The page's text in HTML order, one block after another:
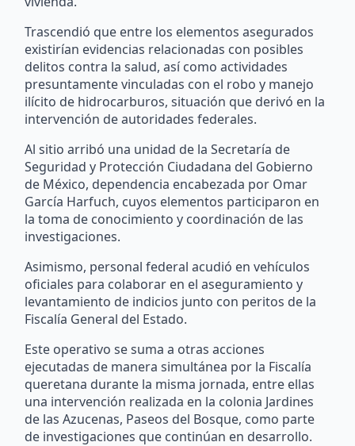
Trascendió que entre los elementos asegurados
existirían evidencias relacionadas con posibles
delitos contra la salud, así como actividades
presuntamente vinculadas con el robo y manejo
ilícito de hidrocarburos, situación que derivó en la
intervención de autoridades federales.
Al sitio arribó una unidad de la Secretaría de
Seguridad y Protección Ciudadana del Gobierno
de México, dependencia encabezada por Omar
García Harfuch, cuyos elementos participaron en
la toma de conocimiento y coordinación de las
investigaciones.
Asimismo, personal federal acudió en vehículos
oficiales para colaborar en el aseguramiento y
levantamiento de indicios junto con peritos de la
Fiscalía General del Estado.
Este operativo se suma a otras acciones
ejecutadas de manera simultánea por la Fiscalía
queretana durante la misma jornada, entre ellas
una intervención realizada en la colonia Jardines
de las Azucenas, Paseos del Bosque, como parte
de investigaciones que continúan en desarrollo.